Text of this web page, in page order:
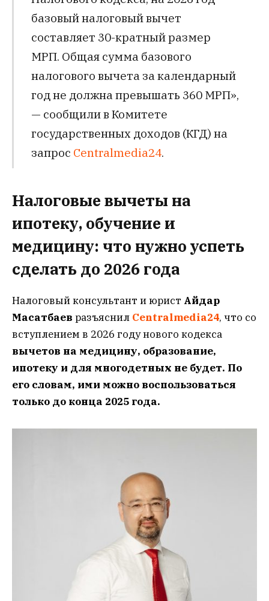
базовый налоговый вычет
составляет 30-кратный размер
МРП. Общая сумма базового
налогового вычета за календарный
год не должна превышать 360 МРП»,
— сообщили в Комитете
государственных доходов (КГД) на
запрос Centralmedia24.
Налоговые вычеты на
ипотеку, обучение и
медицину: что нужно успеть
сделать до 2026 года
Налоговый консультант и юрист Айдар
Масатбаев разъяснил Centralmedia24, что со
вступлением в 2026 году нового кодекса
вычетов на медицину, образование,
ипотеку и для многодетных не будет. По
его словам, ими можно воспользоваться
только до конца 2025 года.